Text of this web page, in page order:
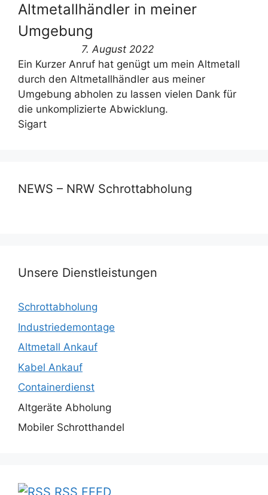
Altmetallhändler in meiner
Umgebung
7. August 2022
Ein Kurzer Anruf hat genügt um mein Altmetall
durch den Altmetallhändler aus meiner
Umgebung abholen zu lassen vielen Dank für
die unkomplizierte Abwicklung.
Sigart
NEWS – NRW Schrottabholung
Unsere Dienstleistungen
Schrottabholung
Industriedemontage
Altmetall Ankauf
Kabel Ankauf
Containerdienst
Altgeräte Abholung
Mobiler Schrotthandel
RSS FEED